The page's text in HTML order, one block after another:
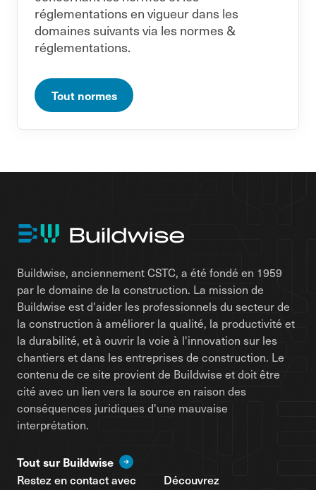
réglementations en vigueur dans les
domaines suivants via les normes &
réglementations.
Tout normes
Buildwise, anciennement CSTC, a été fondé en 1959
par le domaine de la construction. La mission de
Buildwise est d'aider les professionnels du secteur de
la construction à améliorer la qualité, la productivité et
la durabilité, et à ouvrir la voie à l'innovation sur les
chantiers et dans les entreprises de construction. Le
contenu de ce site provient de Buildwise et doit être
cité avec un lien vers la source en raison des
conséquences juridiques d'une mauvaise
interprétation.
Tout sur Buildwise
Restez en contact avec
Découvrez